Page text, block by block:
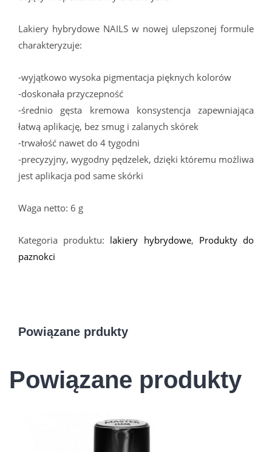
Lakiery hybrydowe NAILS w nowej ulepszonej formule
charakteryzuje:
-wyjątkowo wysoka pigmentacja pięknych kolorów
-doskonała przyczepność
-średnio gęsta kremowa konsystencja zapewniająca
łatwą aplikację, bez smug i zalanych skórek
-trwałość nawet do 4 tygodni
-precyzyjny, wygodny pędzelek, dzięki któremu możliwa
jest aplikacja pod same skórki
Waga netto: 6 g
Kategoria produktu: lakiery hybrydowe, Produkty do
paznokci
Powiązane prdukty
Powiązane produkty